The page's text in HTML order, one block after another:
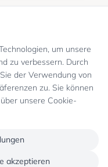
um unsere
zu verbessern. Durch
der Verwendung von
zu. Sie können
unsere Cookie-
akzeptieren